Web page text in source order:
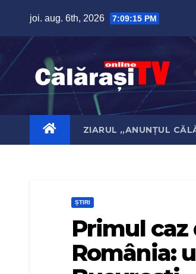
content
joi. aug. 6th, 2026 7:09:16 PM
ZIARUL „ANUNȚUL
ȘTIRI
Primul
România: